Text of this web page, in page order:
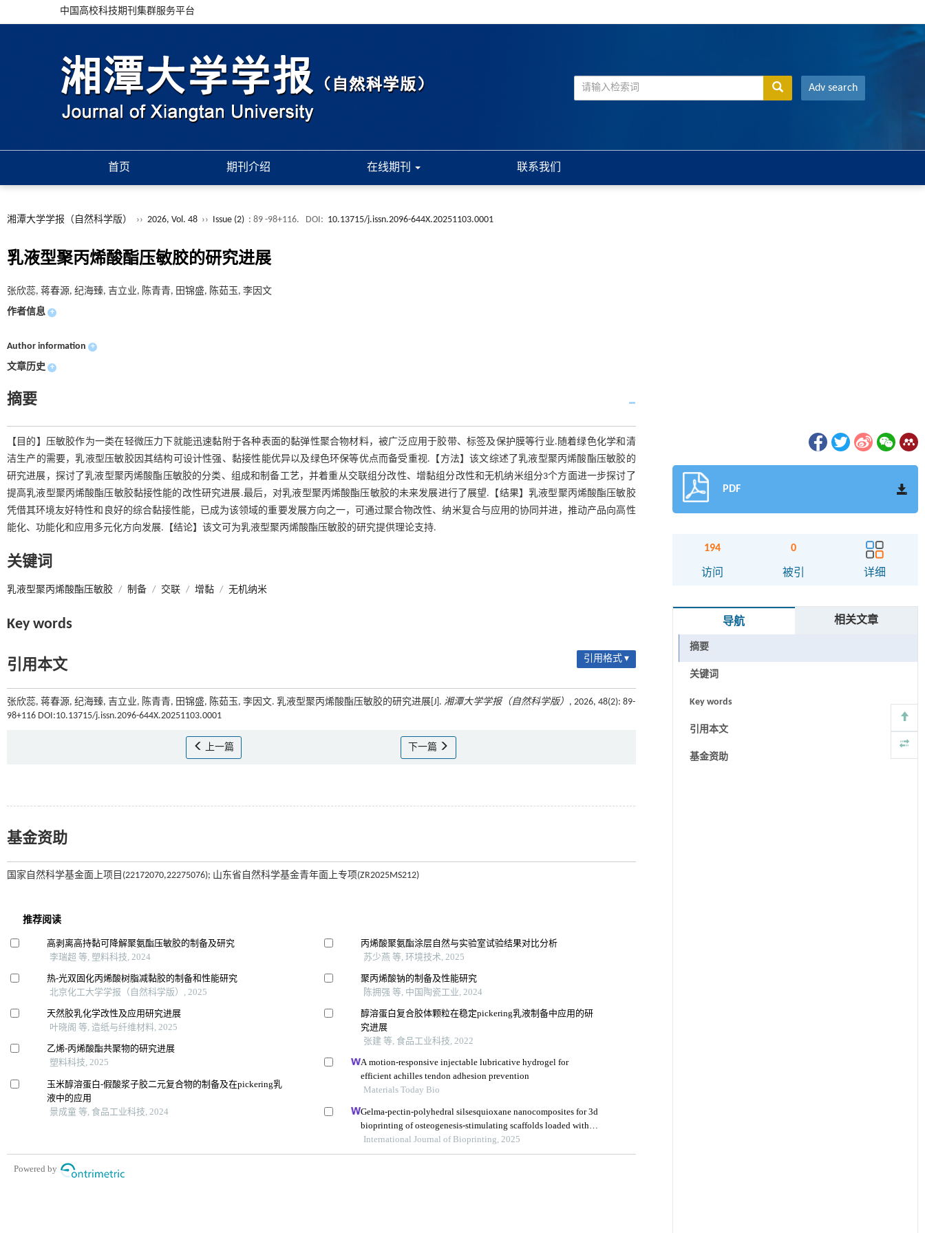
中国高校科技期刊集群服务平台
Adv search
首页 期刊介绍 在线期刊 联系我们
湘潭大学学报（自然科学版） ›› 2026, Vol. 48 ›› Issue (2) : 89 -98+116. DOI: 10.13715/j.issn.2096-644X.20251103.0001
乳液型聚丙烯酸酯压敏胶的研究进展
张欣蕊, 蒋春源, 纪海臻, 吉立业, 陈青青, 田锦盛, 陈茹玉, 李因文
作者信息 +
Author information +
文章历史 +
摘要
【目的】压敏胶作为一类在轻微压力下就能迅速黏附于各种表面的黏弹性聚合物材料，被广泛应用于胶带、标签及保护膜等行业.随着绿色化学和清
洁生产的需要，乳液型压敏胶因其结构可设计性强、黏接性能优异以及绿色环保等优点而备受重视.【方法】该文综述了乳液型聚丙烯酸酯压敏胶的
研究进展，探讨了乳液型聚丙烯酸酯压敏胶的分类、组成和制备工艺，并着重从交联组分改性、增黏组分改性和无机纳米组分3个方面进一步探讨了
提高乳液型聚丙烯酸酯压敏胶黏接性能的改性研究进展.最后，对乳液型聚丙烯酸酯压敏胶的未来发展进行了展望.【结果】乳液型聚丙烯酸酯压敏胶
凭借其环境友好特性和良好的综合黏接性能，已成为该领域的重要发展方向之一，可通过聚合物改性、纳米复合与应用的协同并进，推动产品向高性
能化、功能化和应用多元化方向发展.【结论】该文可为乳液型聚丙烯酸酯压敏胶的研究提供理论支持.
关键词
乳液型聚丙烯酸酯压敏胶 / 制备 / 交联 / 增黏 / 无机纳米
Key words
引用本文 引用格式 ▾
张欣蕊, 蒋春源, 纪海臻, 吉立业, 陈青青, 田锦盛, 陈茹玉, 李因文. 乳液型聚丙烯酸酯压敏胶的研究进展[J]. 湘潭大学学报（自然科学版） , 2026, 48(2): 89-
98+116 DOI:10.13715/j.issn.2096-644X.20251103.0001
上一篇 下一篇
基金资助
国家自然科学基金面上项目(22172070,22275076); 山东省自然科学基金青年面上专项(ZR2025MS212)
PDF
194
访问
0
被引 详细
导航 相关文章
摘要
关键词
Key words
引用本文
基金资助